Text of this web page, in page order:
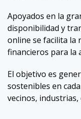
Apoyados en la
disponibilidad y
online se facilita la
financieros para la
El objetivo es
sostenibles en
vecinos, industrias,